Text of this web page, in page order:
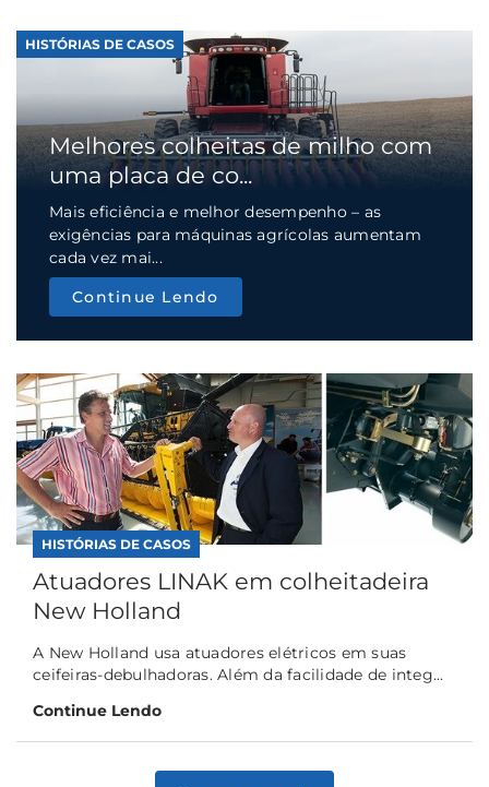
HISTÓRIAS DE CASOS
Melhores colheitas de milho com
uma placa de co...
Mais eficiência e melhor desempenho – as
exigências para máquinas agrícolas aumentam
cada vez mai...
Continue Lendo
HISTÓRIAS DE CASOS
Atuadores LINAK em colheitadeira
New Holland
A New Holland usa atuadores elétricos em suas
ceifeiras-debulhadoras. Além da facilidade de integ...
Continue Lendo